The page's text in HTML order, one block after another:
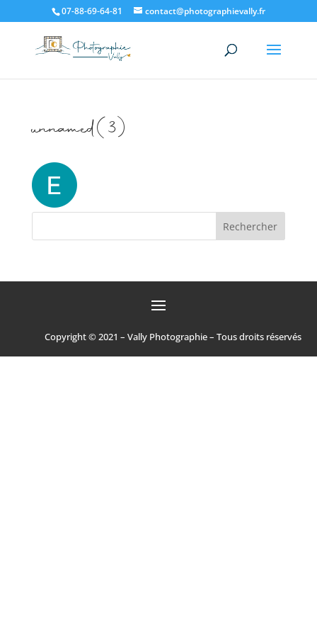
07-88-69-64-81 contact@photographievally.fr
unnamed(3)
Copyright © 2021 – Vally Photographie – Tous droits réservés